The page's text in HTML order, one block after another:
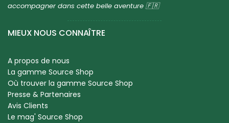
accompagner dans cette belle aventure 🇫🇷
MIEUX NOUS CONNAÎTRE
A propos de nous
La gamme Source Shop
Où trouver la gamme Source Shop
Presse & Partenaires
Avis Clients
Le mag' Source Shop